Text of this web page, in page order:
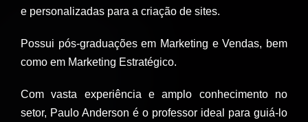
e personalizadas para a criação de sites.
Possui pós-graduações em Marketing e Vendas, bem
como em Marketing Estratégico.
Com vasta experiência e amplo conhecimento no
setor, Paulo Anderson é o professor ideal para guiá-lo